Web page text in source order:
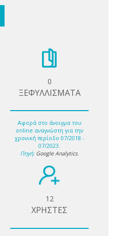
0
ΞΕΦΥΛΛΙΣΜΑΤΑ
Αφορά στο άνοιγμα του
online αναγνώστη για την
χρονική περίοδο 07/2018 -
07/2023.
Πηγή: Google Analytics.
12
ΧΡΗΣΤΕΣ